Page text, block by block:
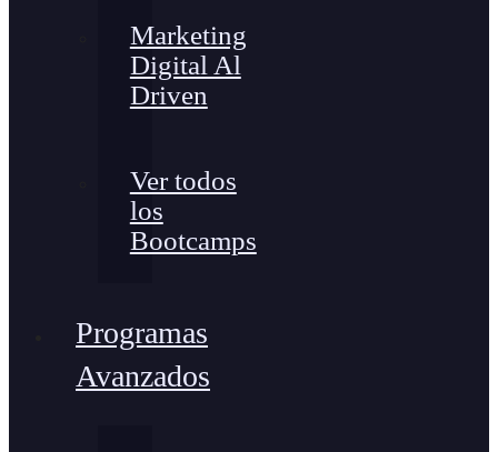
Marketing
Digital Al
Driven
Ver todos
los
Bootcamps
Programas
Avanzados